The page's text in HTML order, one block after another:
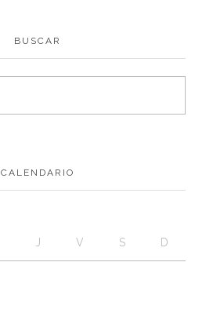
BUSCAR
CALENDARIO
J V S D